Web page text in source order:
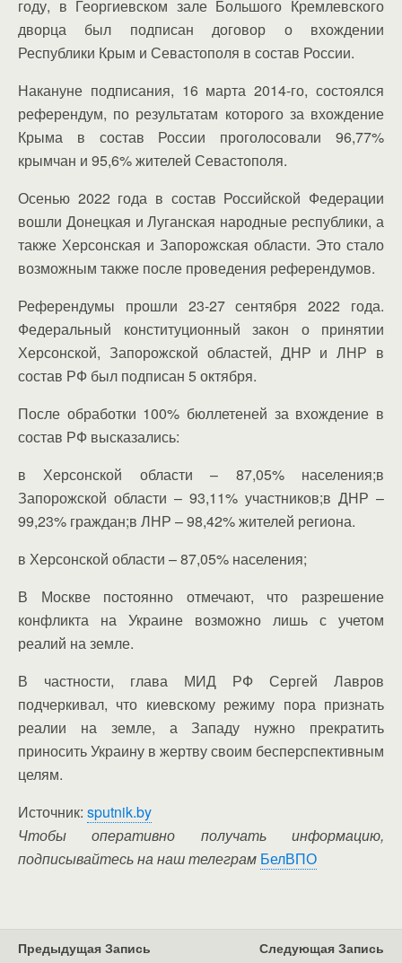
году, в Георгиевском зале Большого Кремлевского
дворца был подписан договор о вхождении
Республики Крым и Севастополя в состав России.
Накануне подписания, 16 марта 2014-го, состоялся
референдум, по результатам которого за вхождение
Крыма в состав России проголосовали 96,77%
крымчан и 95,6% жителей Севастополя.
Осенью 2022 года в состав Российской Федерации
вошли Донецкая и Луганская народные республики, а
также Херсонская и Запорожская области. Это стало
возможным также после проведения референдумов.
Референдумы прошли 23-27 сентября 2022 года.
Федеральный конституционный закон о принятии
Херсонской, Запорожской областей, ДНР и ЛНР в
состав РФ был подписан 5 октября.
После обработки 100% бюллетеней за вхождение в
состав РФ высказались:
в Херсонской области – 87,05% населения;в
Запорожской области – 93,11% участников;в ДНР –
99,23% граждан;в ЛНР – 98,42% жителей региона.
в Херсонской области – 87,05% населения;
В Москве постоянно отмечают, что разрешение
конфликта на Украине возможно лишь с учетом
реалий на земле.
В частности, глава МИД РФ Сергей Лавров
подчеркивал, что киевскому режиму пора признать
реалии на земле, а Западу нужно прекратить
приносить Украину в жертву своим бесперспективным
целям.
Источник: sputnik.by
Чтобы оперативно получать информацию,
подписывайтесь на наш телеграм БелВПО
Предыдущая Запись Следующая Запись